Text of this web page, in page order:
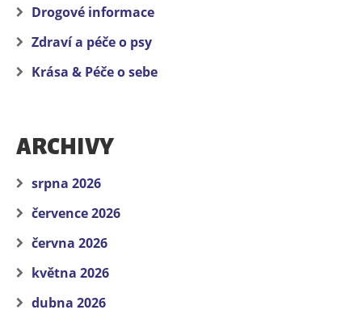
Drogové informace
Zdraví a péče o psy
Krása & Péče o sebe
ARCHIVY
srpna 2026
července 2026
června 2026
května 2026
dubna 2026